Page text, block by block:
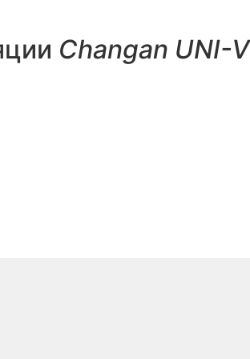
Changan UNI-V